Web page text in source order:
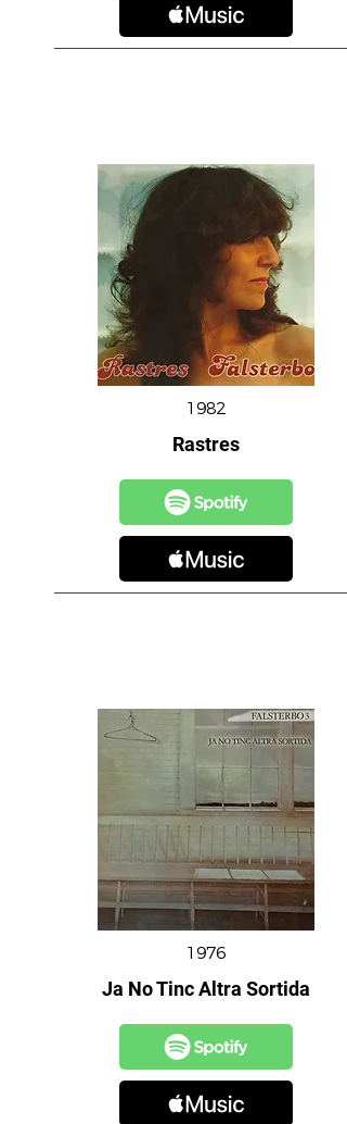
1982
Rastres
1976
Ja No Tinc Altra Sortida